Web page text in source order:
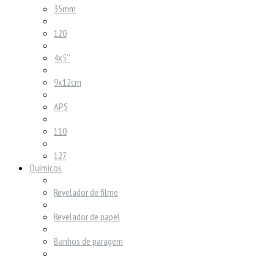
35mm
120
4x5''
9x12cm
APS
110
127
Químicos
Revelador de filme
Revelador de papel
Banhos de paragem